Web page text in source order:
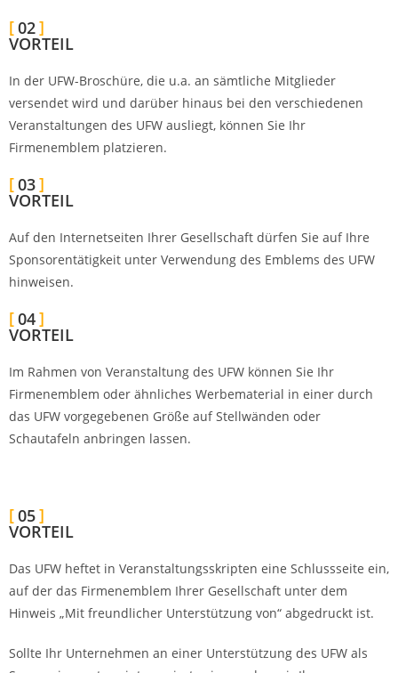
02
VORTEIL
In der UFW-Broschüre, die u.a. an sämtliche Mitglieder
versendet wird und darüber hinaus bei den verschiedenen
Veranstaltungen des UFW ausliegt, können Sie Ihr
Firmenemblem platzieren.
03
VORTEIL
Auf den Internetseiten Ihrer Gesellschaft dürfen Sie auf Ihre
Sponsorentätigkeit unter Verwendung des Emblems des UFW
hinweisen.
04
VORTEIL
Im Rahmen von Veranstaltung des UFW können Sie Ihr
Firmenemblem oder ähnliches Werbematerial in einer durch
das UFW vorgegebenen Größe auf Stellwänden oder
Schautafeln anbringen lassen.
05
VORTEIL
Das UFW heftet in Veranstaltungsskripten eine Schlussseite ein,
auf der das Firmenemblem Ihrer Gesellschaft unter dem
Hinweis „Mit freundlicher Unterstützung von“ abgedruckt ist.
Sollte Ihr Unternehmen an einer Unterstützung des UFW als